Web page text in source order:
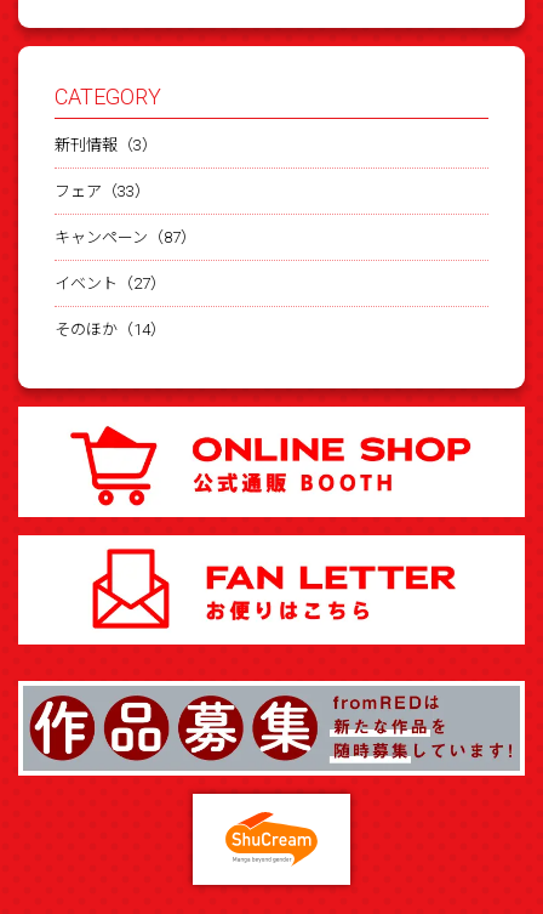
CATEGORY
新刊情報（3）
フェア（33）
キャンペーン（87）
イベント（27）
そのほか（14）